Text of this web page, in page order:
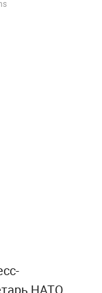
НАТО